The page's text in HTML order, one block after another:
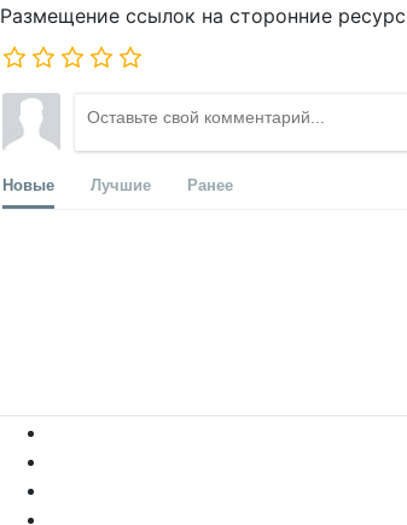
Размещение ссылок на сторонние
Новые Лучшие Ранее